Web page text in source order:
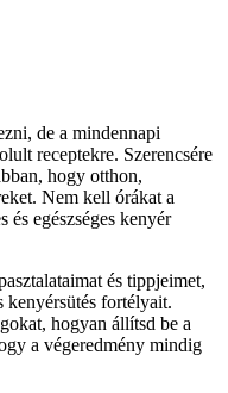
de a mindennapi
receptekre. Szerencsére
hogy otthon,
Nem kell órákat a
egészséges kenyér
és tippjeimet,
kenyérsütés fortélyait.
hogyan állítsd be a
a végeredmény mindig